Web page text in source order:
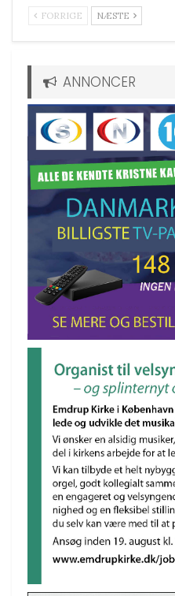
FORRIGE NÆSTE
ANNONCER